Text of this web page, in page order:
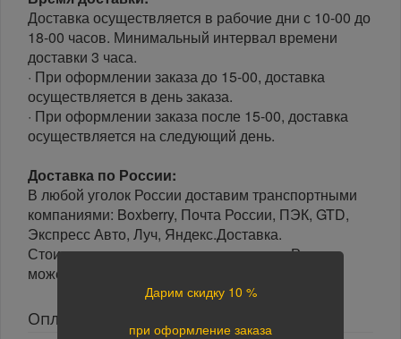
Доставка осуществляется в рабочие дни с 10-00 до
18-00 часов. Минимальный интервал времени
доставки 3 часа.
· При оформлении заказа до 15-00, доставка
осуществляется в день заказа.
· При оформлении заказа после 15-00, доставка
осуществляется на следующий день.
Доставка по России:
В любой уголок России доставим транспортными
компаниями: Boxberry, Почта России, ПЭК, GTD,
Экспресс Авто, Луч, Яндекс.Доставка.
Стоимость доставки в разные регионы России
может отличаться.
Оплата
Дарим скидку 10 %
при оформление заказа